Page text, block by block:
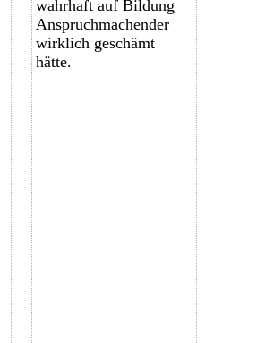
wahrhaft auf Bildung
Anspruchmachender
wirklich geschämt
hätte.